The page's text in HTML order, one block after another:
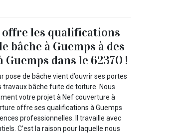
les qualifications
bâche à Guemps à des
dans le 62370 !
de bâche vient d’ouvrir ses portes
travaux bâche fuite de toiture. Nous
votre projet à Nef couverture à
offre ses qualifications à Guemps
professionnelles. Il travaille avec
C’est la raison pour laquelle nous